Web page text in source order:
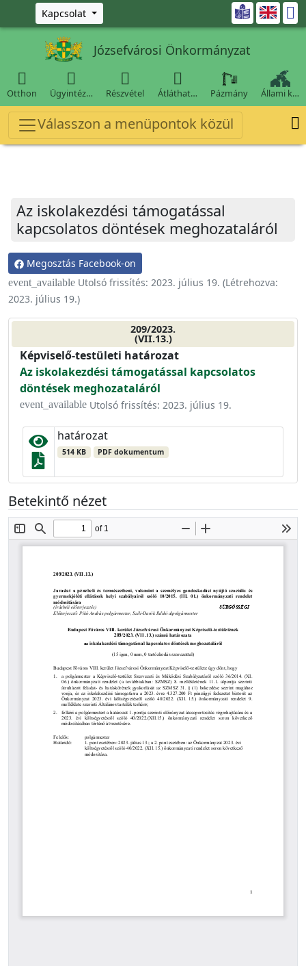
Ugrás a fő tartalomra
Kapcsolat 
Józsefvárosi Önkormányzat

Otthon

Ügyintéz…

Részvétel

Átláthat… Pázmány Állami k…
Válasszon a menüpontok közül 
Az iskolakezdési támogatással
kapcsolatos döntések meghozataláról
Megosztás Facebook-on
event_available Utolsó frissítés: 2023. július 19. (Létrehozva:
2023. július 19.)
209/2023.
(VII.13.)
Képviselő-testületi határozat
Az iskolakezdési támogatással kapcsolatos
döntések meghozataláról
event_available Utolsó frissítés: 2023. július 19.
határozat
514 KB PDF dokumentum
Betekintő nézet